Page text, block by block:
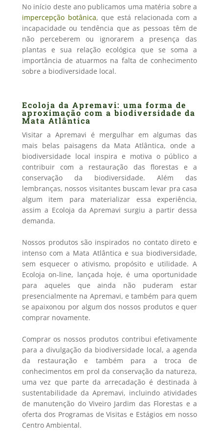
No início deste ano publicamos uma matéria sobre a
impercepção botânica, que está relacionada com a
incapacidade ou tendência que as pessoas têm de
não perceberem ou ignorarem a presença das
plantas e sua relação ecológica que se soma a
importância de atuarmos na falta de conhecimento
sobre a biodiversidade local.
Ecoloja da Apremavi: uma forma de
aproximação com a biodiversidade da
Mata Atlântica
Visitar a Apremavi é mergulhar em algumas das
mais belas paisagens da Mata Atlântica, onde a
biodiversidade local inspira e motiva o público a
contribuir com a restauração das florestas e a
conservação da biodiversidade. Além das
lembranças, nossos visitantes buscam levar pra casa
algum item para materializar essa experiência,
assim a Ecoloja da Apremavi surgiu a partir dessa
demanda.
Nossos produtos são inspirados no contato direto e
intenso com a Mata Atlântica e sua biodiversidade,
sem esquecer o ativismo, propósito e utilidade. A
Ecoloja on-line, lançada hoje, é uma oportunidade
para aqueles que ainda não puderam estar
presencialmente na Apremavi, e também para quem
se apaixonou por algum dos nossos produtos e quer
comprar novamente.
Comprar os nossos produtos contribui efetivamente
para a divulgação da biodiversidade local, a agenda
da restauração e também para a troca de
conhecimentos em prol da conservação da natureza,
uma vez que parte da arrecadação é destinada à
sustentabilidade da Apremavi, incluindo atividades
de manutenção do Viveiro Jardim das Florestas e a
oferta dos Programas de Visitas e Estágios em nosso
Centro Ambiental.